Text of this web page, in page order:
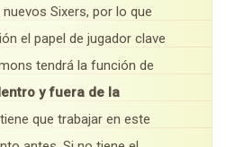
Sixers, por lo que
el papel de jugador clave
tendrá la función de
y fuera de la
que trabajar en este